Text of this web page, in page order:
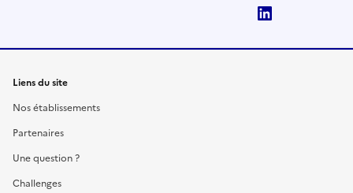
Liens du site
Nos établissements
Partenaires
Une question ?
Challenges